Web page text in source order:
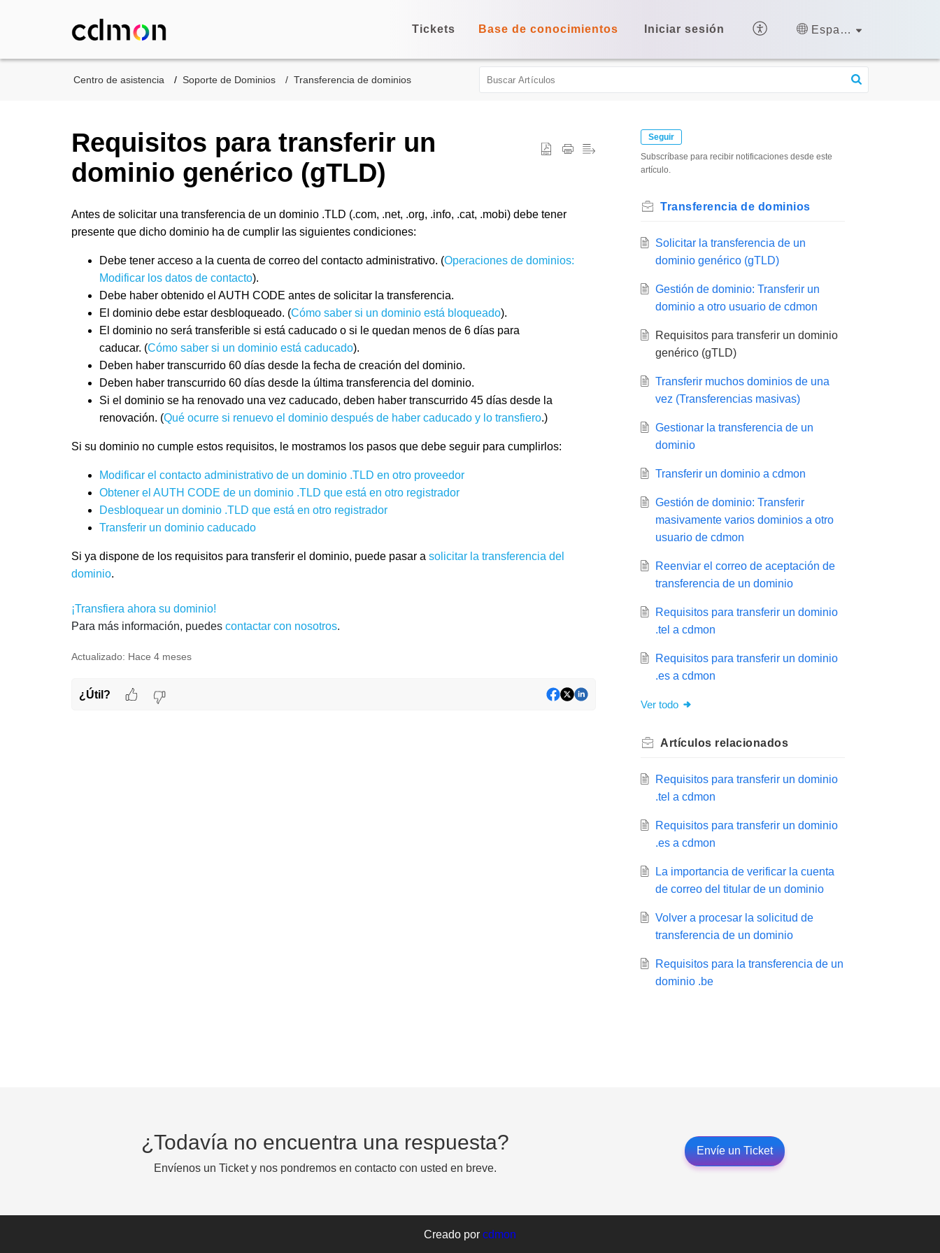
Tickets Base de conocimientos Iniciar sesión Español (España)
Centro de asistencia Soporte de Dominios Transferencia de dominios
Requisitos para transferir un
dominio genérico (gTLD)
Antes de solicitar una transferencia de un dominio .TLD (.com, .net, .org, .info, .cat, .mobi) debe tener
presente que dicho dominio ha de cumplir las siguientes condiciones:
Debe tener acceso a la cuenta de correo del contacto administrativo. (Operaciones de dominios:
Modificar los datos de contacto).
Debe haber obtenido el AUTH CODE antes de solicitar la transferencia.
El dominio debe estar desbloqueado. (Cómo saber si un dominio está bloqueado).
El dominio no será transferible si está caducado o si le quedan menos de 6 días para
caducar. (Cómo saber si un dominio está caducado).
Deben haber transcurrido 60 días desde la fecha de creación del dominio.
Deben haber transcurrido 60 días desde la última transferencia del dominio.
Si el dominio se ha renovado una vez caducado, deben haber transcurrido 45 días desde la
renovación. (Qué ocurre si renuevo el dominio después de haber caducado y lo transfiero.)
Si su dominio no cumple estos requisitos, le mostramos los pasos que debe seguir para cumplirlos:
Modificar el contacto administrativo de un dominio .TLD en otro proveedor
Obtener el AUTH CODE de un dominio .TLD que está en otro registrador
Desbloquear un dominio .TLD que está en otro registrador
Transferir un dominio caducado
Si ya dispone de los requisitos para transferir el dominio, puede pasar a solicitar la transferencia del
dominio.
¡Transfiera ahora su dominio!
Para más información, puedes contactar con nosotros.
Actualizado: Hace 4 meses
¿Útil?
Seguir
Subscríbase para recibir notificaciones desde este
artículo.
Transferencia de dominios
Solicitar la transferencia de un
dominio genérico (gTLD)
Gestión de dominio: Transferir un
dominio a otro usuario de cdmon
Requisitos para transferir un dominio
genérico (gTLD)
Transferir muchos dominios de una
vez (Transferencias masivas)
Gestionar la transferencia de un
dominio
Transferir un dominio a cdmon
Gestión de dominio: Transferir
masivamente varios dominios a otro
usuario de cdmon
Reenviar el correo de aceptación de
transferencia de un dominio
Requisitos para transferir un dominio
.tel a cdmon
Requisitos para transferir un dominio
.es a cdmon
Ver todo
Artículos relacionados
Requisitos para transferir un dominio
.tel a cdmon
Requisitos para transferir un dominio
.es a cdmon
La importancia de verificar la cuenta
de correo del titular de un dominio
Volver a procesar la solicitud de
transferencia de un dominio
Requisitos para la transferencia de un
dominio .be
¿Todavía no encuentra una respuesta?
Envíenos un Ticket y nos pondremos en contacto con usted en breve.
Envíe un Ticket
Creado por cdmon